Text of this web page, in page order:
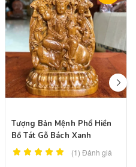
Tượng Bản Mệnh Phổ Hiền
Bồ Tát Gỗ Bách Xanh
(1)Đánh giá